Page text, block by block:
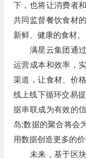
下，也将让消费者
共同监督餐饮食材
新鲜、健康的食材。
满星云集团通过
运营成本和效率，
渠道，让食材、价
线上线下循环交易
据串联成为有效的
岛;数据的聚合将会
用数据创造更多的价
未来，基于区块